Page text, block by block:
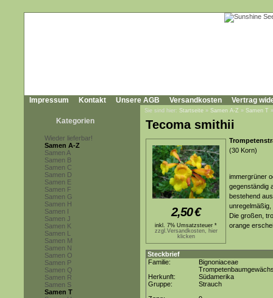
Impressum Kontakt Unsere AGB Versandkosten Vertrag
Kategorien
Wieder lieferbar!
Samen A-Z
Samen A
Samen B
Samen C
Samen D
Samen E
Samen F
Samen G
Samen H
Samen I
Samen J
Samen K
Samen L
Samen M
Samen N
Samen O
Samen P
Samen Q
Samen R
Samen S
Samen T
Sie sind hier: Startseite » Samen A-Z » Samen T
Tecoma smithii
2,50€
inkl. 7% Umsatzsteuer *
zzgl.Versandkosten, hier
klicken
(30 Korn)
immergrüner
gegenständig
bestehend
unregelmäßig,
Die großen,
orange
Steckbrief
Familie:
Bignoniaceae
Herkunft:
Südamerika
Gruppe:
Strauch